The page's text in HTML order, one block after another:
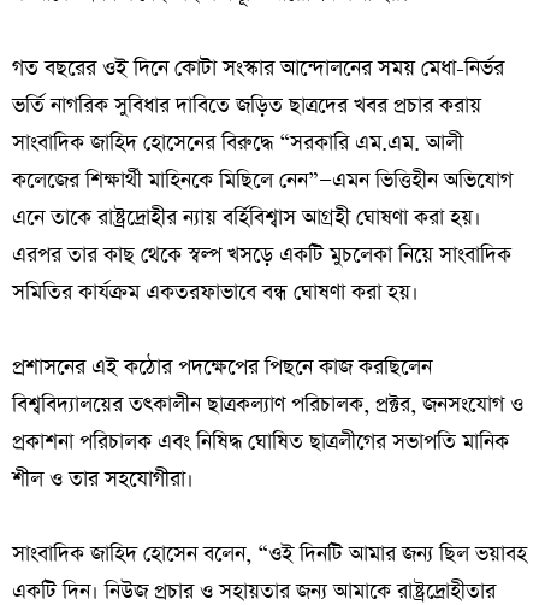
‎গত বছরের ওই দিনে কোটা সংস্কার আন্দোলনের সময় মেধা-নির্ভর
ভর্তি নাগরিক সুবিধার দাবিতে জড়িত ছাত্রদের খবর প্রচার করায়
সাংবাদিক জাহিদ হোসেনের বিরুদ্ধে “সরকারি এম.এম. আলী
কলেজের শিক্ষার্থী মাহিনকে মিছিলে নেন”—এমন ভিত্তিহীন অভিযোগ
এনে তাকে রাষ্ট্রদ্রোহীর ন্যায় বর্হিবিশ্বাস আগ্রহী ঘোষণা করা হয়।
এরপর তার কাছ থেকে স্বল্প খসড়ে একটি মুচলেকা নিয়ে সাংবাদিক
সমিতির কার্যক্রম একতরফাভাবে বন্ধ ঘোষণা করা হয়।
‎প্রশাসনের এই কঠোর পদক্ষেপের পিছনে কাজ করছিলেন
বিশ্ববিদ্যালয়ের তৎকালীন ছাত্রকল্যাণ পরিচালক, প্রক্টর, জনসংযোগ ও
প্রকাশনা পরিচালক এবং নিষিদ্ধ ঘোষিত ছাত্রলীগের সভাপতি মানিক
শীল ও তার সহযোগীরা।
‎সাংবাদিক জাহিদ হোসেন বলেন, “ওই দিনটি আমার জন্য ছিল ভয়াবহ
একটি দিন। নিউজ প্রচার ও সহায়তার জন্য আমাকে রাষ্ট্রদ্রোহীতার